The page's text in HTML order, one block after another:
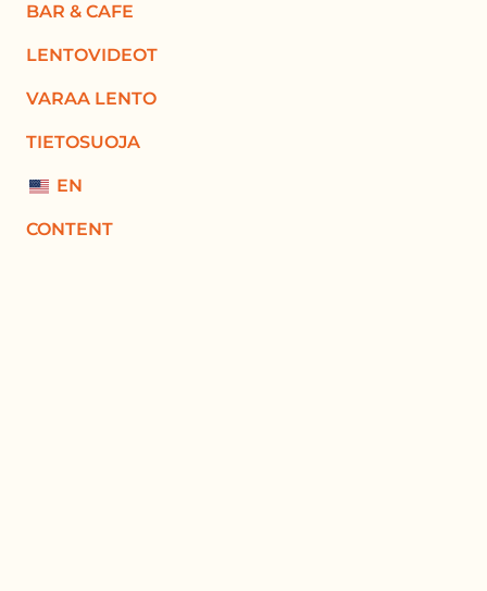
BAR & CAFE
LENTOVIDEOT
VARAA LENTO
TIETOSUOJA
EN
CONTENT